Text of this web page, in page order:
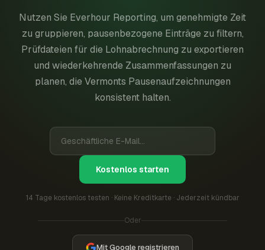
Nutzen Sie Everhour Reporting, um genehmigte Zeit
zu gruppieren, pausenbezogene Einträge zu filtern,
Prüfdateien für die Lohnabrechnung zu exportieren
und wiederkehrende Zusammenfassungen zu
planen, die Vermonts Pausenaufzeichnungen
konsistent halten.
Kostenlos starten
14 Tage kostenlos testen · Keine Kreditkarte · Jederzeit kündbar
Oder
Mit Google registrieren